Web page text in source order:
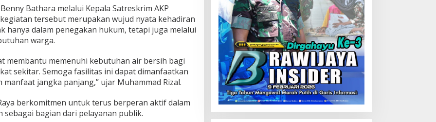
Bathara melalui Kepala Satreskrim AKP
tersebut merupakan wujud nyata kehadiran
hanya dalam penegakan hukum, tetapi juga melalui
warga.
membantu memenuhi kebutuhan air bersih bagi
sekitar. Semoga fasilitas ini dapat dimanfaatkan
jangka panjang,” ujar Muhammad Rizal.
berkomitmen untuk terus berperan aktif dalam
sebagai bagian dari pelayanan publik.